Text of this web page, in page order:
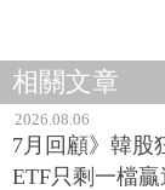
相關文章
2026.08.06
7月回顧》韓股
ETF只剩一檔贏